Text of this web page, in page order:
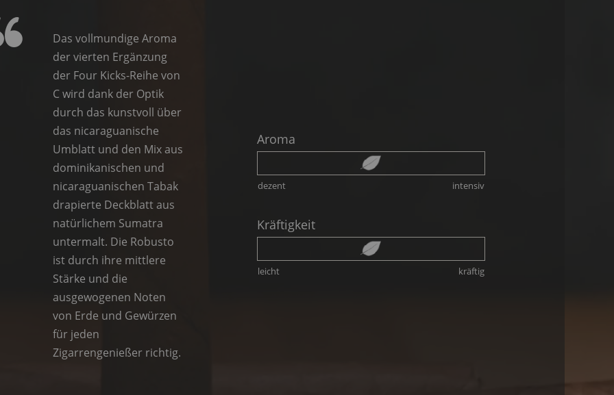
Das vollmundige Aroma
der vierten Ergänzung
der Four Kicks-Reihe von
C wird dank der Optik
durch das kunstvoll über
das nicaraguanische
Umblatt und den Mix aus
dominikanischen und
nicaraguanischen Tabak
drapierte Deckblatt aus
natürlichem Sumatra
untermalt. Die Robusto
ist durch ihre mittlere
Stärke und die
ausgewogenen Noten
von Erde und Gewürzen
für jeden
Zigarrengenießer richtig.
Aroma
dezent intensiv
Kräftigkeit
leicht kräftig